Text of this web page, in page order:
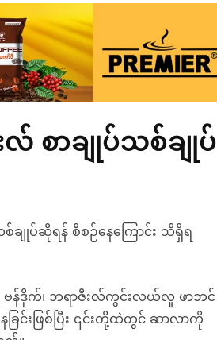
လ် စာချုပ်သစ်ချုပ်
ျုပ်ဆိုရန် စီစဉ်နေကြောင်း သိရှိရ
န်ဒိုက်၊ ဘရာဇီးလ်ကွင်းလယ်လူ ဖာဘင်
င်းဖြစ်ပြီး ၎င်းတို့ထဲတွင် ဆာလာကို